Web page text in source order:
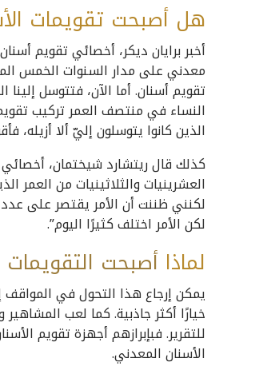
هل أصبحت تقويمات
أخبر برايان ديكر، أخصائي تقويم
معدني على مدار السنوات الخمس
تقويم أسنان. أما الآن، فتتوسل
النساء في منتصف العمر تركيب
الذين كانوا يتوسلون إليّ ألا
كذلك قال ريتشارد شيختمان، أخصائي
العشرينيات والثلاثينيات من العمر
لكنني ظننت أن الأمر يقتصر على
لكن الأمر اختلف كثيرًا اليوم”.
لماذا أصبحت التقويمات
يمكن إرجاع هذا التحول في المواقف
خيارًا أكثر جاذبية. كما لعب
للتقرير. فبإبرازهم أجهزة تقويم
الأسنان المعدني.